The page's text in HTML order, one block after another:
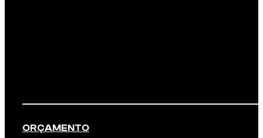
ORÇAMENTO